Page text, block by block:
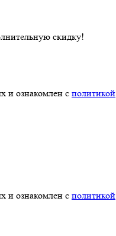
скидку!
и ознакомлен с политикой
и ознакомлен с политикой